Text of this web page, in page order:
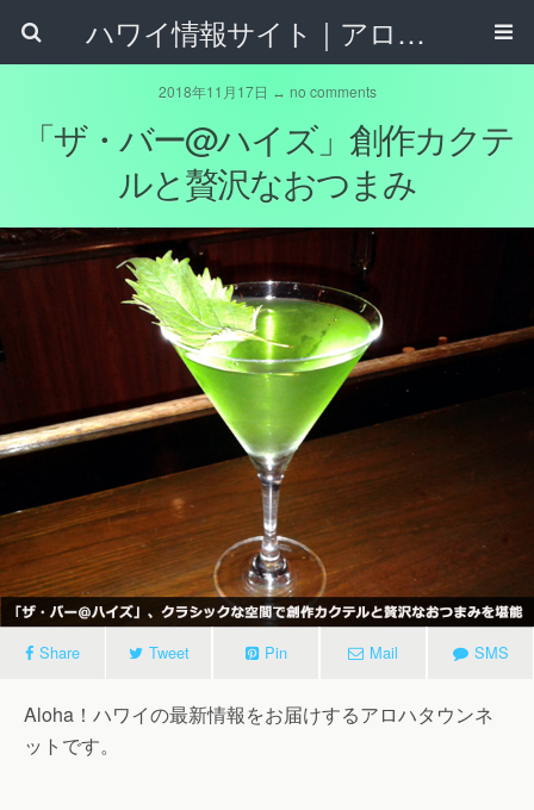
ハワイ情報サイト｜アロハタウンネット
2018年11月17日 ↔ no comments
「ザ・バー@ハイズ」創作カクテ
ルと贅沢なおつまみ
Share Tweet Pin Mail SMS
Aloha！ハワイの最新情報をお届けするアロハタウンネ
ットです。